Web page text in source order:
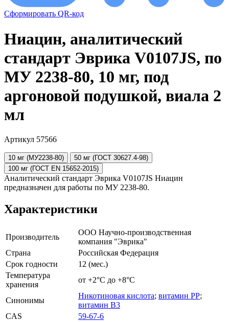
Сформировать QR-код
Ниацин, аналитический
стандарт Эврика V0107JS, по
МУ 2238-80, 10 мг, под
аргоновой подушкой, виала 2
мл
Артикул 57566
10 мг (МУ2238-80)
50 мг (ГОСТ 30627.4-98)
100 мг (ГОСТ EN 15652-2015)
Аналитический стандарт Эврика V0107JS Ниацин
предназначен для работы по МУ 2238-80.
Характеристики
Производитель
ООО Научно-производственная
компания "Эврика"
Страна
Российская Федерация
Срок годности
12 (мес.)
Температура
хранения
от +2°С до +8°С
Синонимы
Никотиновая кислота; витамин PP;
витамин B3
CAS
59-67-6